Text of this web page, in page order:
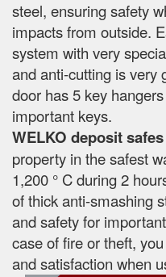
steel, ensuring safety
impacts from outside.
system with very
and anti-cutting is very
door has 5 key
important keys.
WELKO deposit safes
property in the safest
1,200 ° C during 2
of thick anti-smashing
and safety for
case of fire or theft,
and satisfaction when